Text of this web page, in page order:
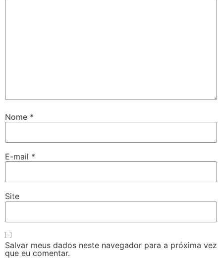
Nome *
E-mail *
Site
Salvar meus dados neste navegador para a próxima vez
que eu comentar.